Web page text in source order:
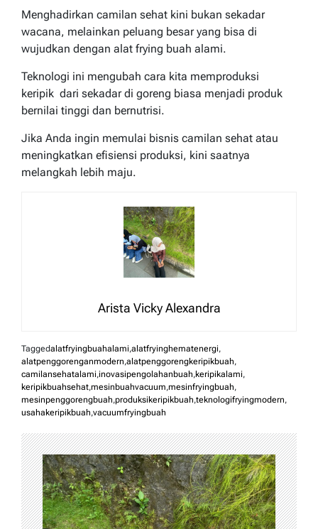
Menghadirkan camilan sehat kini bukan sekadar
wacana, melainkan peluang besar yang bisa di
wujudkan dengan alat frying buah alami.
Teknologi ini mengubah cara kita memproduksi
keripik dari sekadar di goreng biasa menjadi produk
bernilai tinggi dan bernutrisi.
Jika Anda ingin memulai bisnis camilan sehat atau
meningkatkan efisiensi produksi, kini saatnya
melangkah lebih maju.
Arista Vicky Alexandra
Taggedalatfryingbuahalami,alatfryinghematenergi,
alatpenggorenganmodern,alatpenggorengkeripikbuah,
camilansehatalami,inovasipengolahanbuah,keripikalami,
keripikbuahsehat,mesinbuahvacuum,mesinfryingbuah,
mesinpenggorengbuah,produksikeripikbuah,teknologifryingmodern,
usahakeripikbuah,vacuumfryingbuah